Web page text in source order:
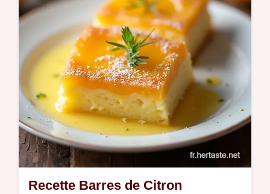
dessert frais
Recette Barres de Citron